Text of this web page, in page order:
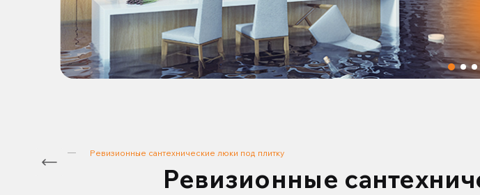
Ревизионные сантехнические люки под плитку
Ревизионные